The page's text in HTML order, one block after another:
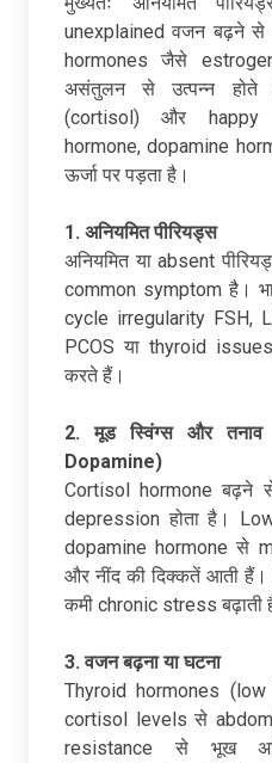
unexplained वजन बढ़ने से
hormones जैसे
असंतुलन से उत्पन्न होते
(cortisol) और happy
hormone, dopamine
ऊर्जा पर पड़ता है।​
1. अनियमितपीरियड्स
अनियमित या absent
common symptom है।
cycle irregularity FSH,
PCOS या thyroid
करते हैं।​
2. मूडस्विंग्स और
Dopamine)
Cortisol hormone बढ़ने
depression होता है।
dopamine hormone से
और नींद की दिक्कतें आती
कमी chronic stress बढ़ाती
3. वजनबढ़नायाघटना
Thyroid hormones
cortisol levels से
resistance से भूख